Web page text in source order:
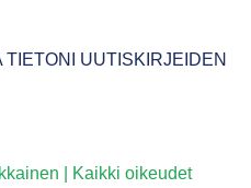
UUTISKIRJEIDEN
| Kaikki oikeudet